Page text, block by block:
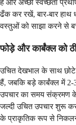
है और अच्छी स्वच्छता
ढँक कर रखें, बार-बार हाथ
वस्तुओं को साझा करने से
फोड़े और कार्बंक्ल को
उचित देखभाल के साथ छोटे
हैं, जबकि बड़े कार्बंक्ल में
उपचार का समय संक्रमण
जल्दी उचित उपचार शुरू
के प्राकृतिक रूप से